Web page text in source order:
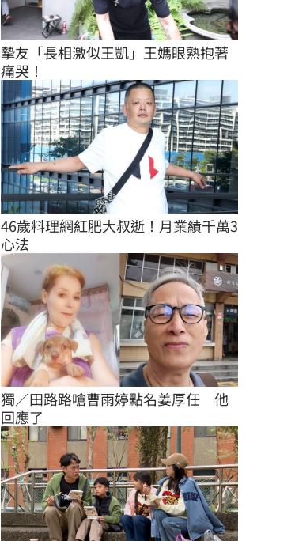
摯友「長相激似王凱」王媽眼熟抱著
痛哭！
46歲料理網紅肥大叔逝！月業績千萬3
心法
獨／田路路嗆曹雨婷點名姜厚任　他
回應了